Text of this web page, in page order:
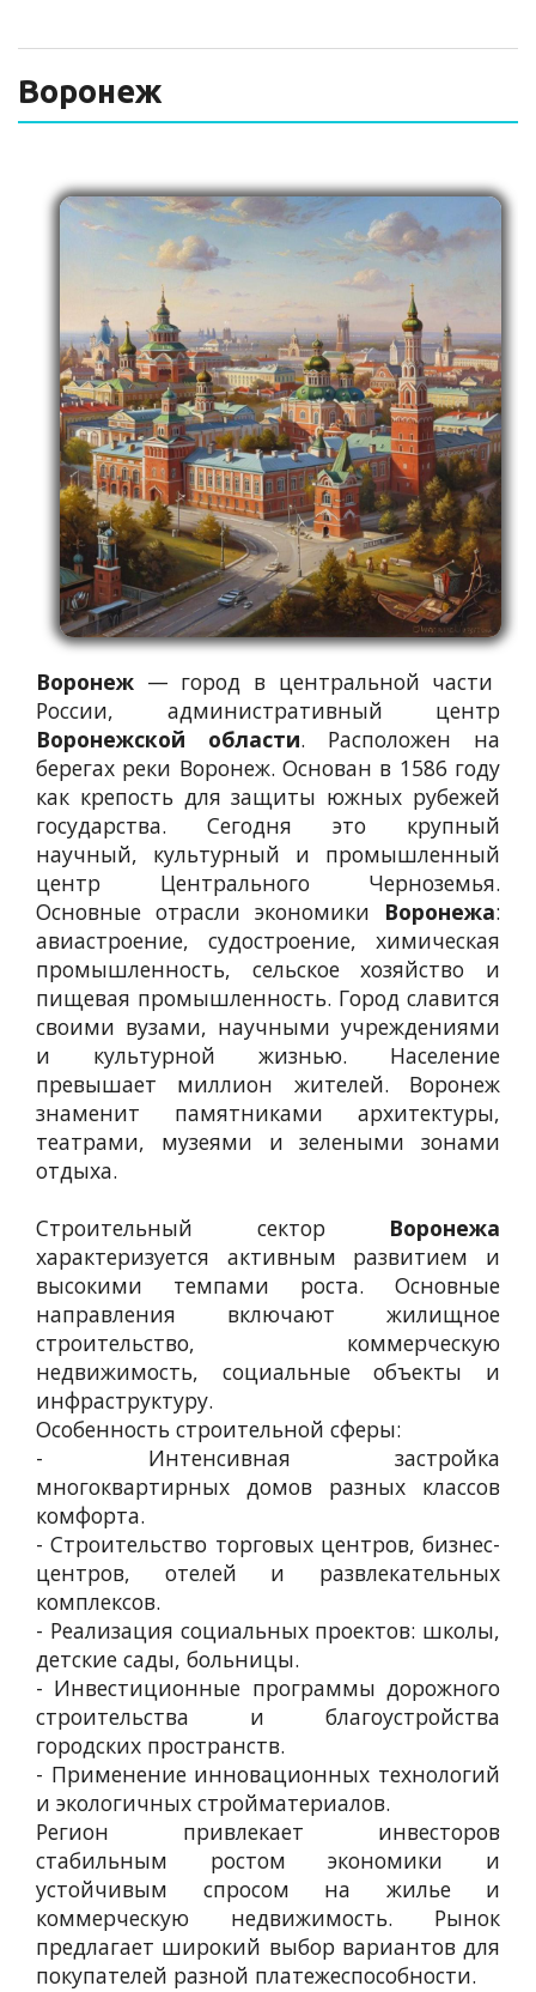
СТРОИТЕЛЬНЫЙ АУДИТ
НОРМАТИВНЫЕ ДОКУМЕНТЫ
ПРЕССА
РЕЕСТРЫ
Воронеж
Воронеж — город в центральной части
России, административный центр
Воронежской области. Расположен на
берегах реки Воронеж. Основан в 1586 году
как крепость для защиты южных рубежей
государства. Сегодня это крупный
научный, культурный и промышленный
центр Центрального Черноземья.
Основные отрасли экономики Воронежа:
авиастроение, судостроение, химическая
промышленность, сельское хозяйство и
пищевая промышленность. Город славится
своими вузами, научными учреждениями
и культурной жизнью. Население
превышает миллион жителей. Воронеж
знаменит памятниками архитектуры,
театрами, музеями и зелеными зонами
отдыха.
Строительный сектор Воронежа
характеризуется активным развитием и
высокими темпами роста. Основные
направления включают жилищное
строительство, коммерческую
недвижимость, социальные объекты и
инфраструктуру.
Особенность строительной сферы:
- Интенсивная застройка
многоквартирных домов разных классов
комфорта.
- Строительство торговых центров, бизнес-
центров, отелей и развлекательных
комплексов.
- Реализация социальных проектов: школы,
детские сады, больницы.
- Инвестиционные программы дорожного
строительства и благоустройства
городских пространств.
- Применение инновационных технологий
и экологичных стройматериалов.
Регион привлекает инвесторов
стабильным ростом экономики и
устойчивым спросом на жилье и
коммерческую недвижимость. Рынок
предлагает широкий выбор вариантов для
покупателей разной платежеспособности.